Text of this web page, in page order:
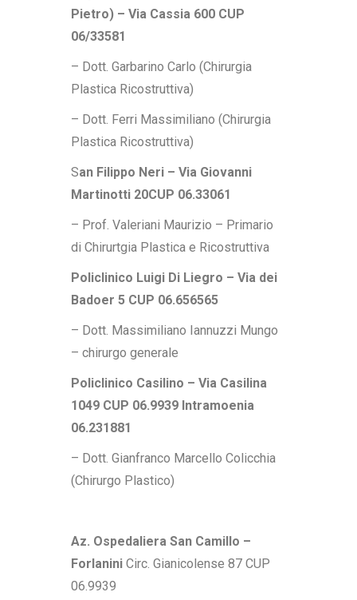
Pietro) – Via Cassia 600 CUP
06/33581
– Dott. Garbarino Carlo (Chirurgia
Plastica Ricostruttiva)
– Dott. Ferri Massimiliano (Chirurgia
Plastica Ricostruttiva)
San Filippo Neri – Via Giovanni
Martinotti 20CUP 06.33061
– Prof. Valeriani Maurizio – Primario
di Chirurtgia Plastica e Ricostruttiva
Policlinico Luigi Di Liegro – Via dei
Badoer 5 CUP 06.656565
– Dott. Massimiliano Iannuzzi Mungo
– chirurgo generale
Policlinico Casilino – Via Casilina
1049 CUP 06.9939 Intramoenia
06.231881
– Dott. Gianfranco Marcello Colicchia
(Chirurgo Plastico)
Az. Ospedaliera San Camillo –
Forlanini Circ. Gianicolense 87 CUP
06.9939